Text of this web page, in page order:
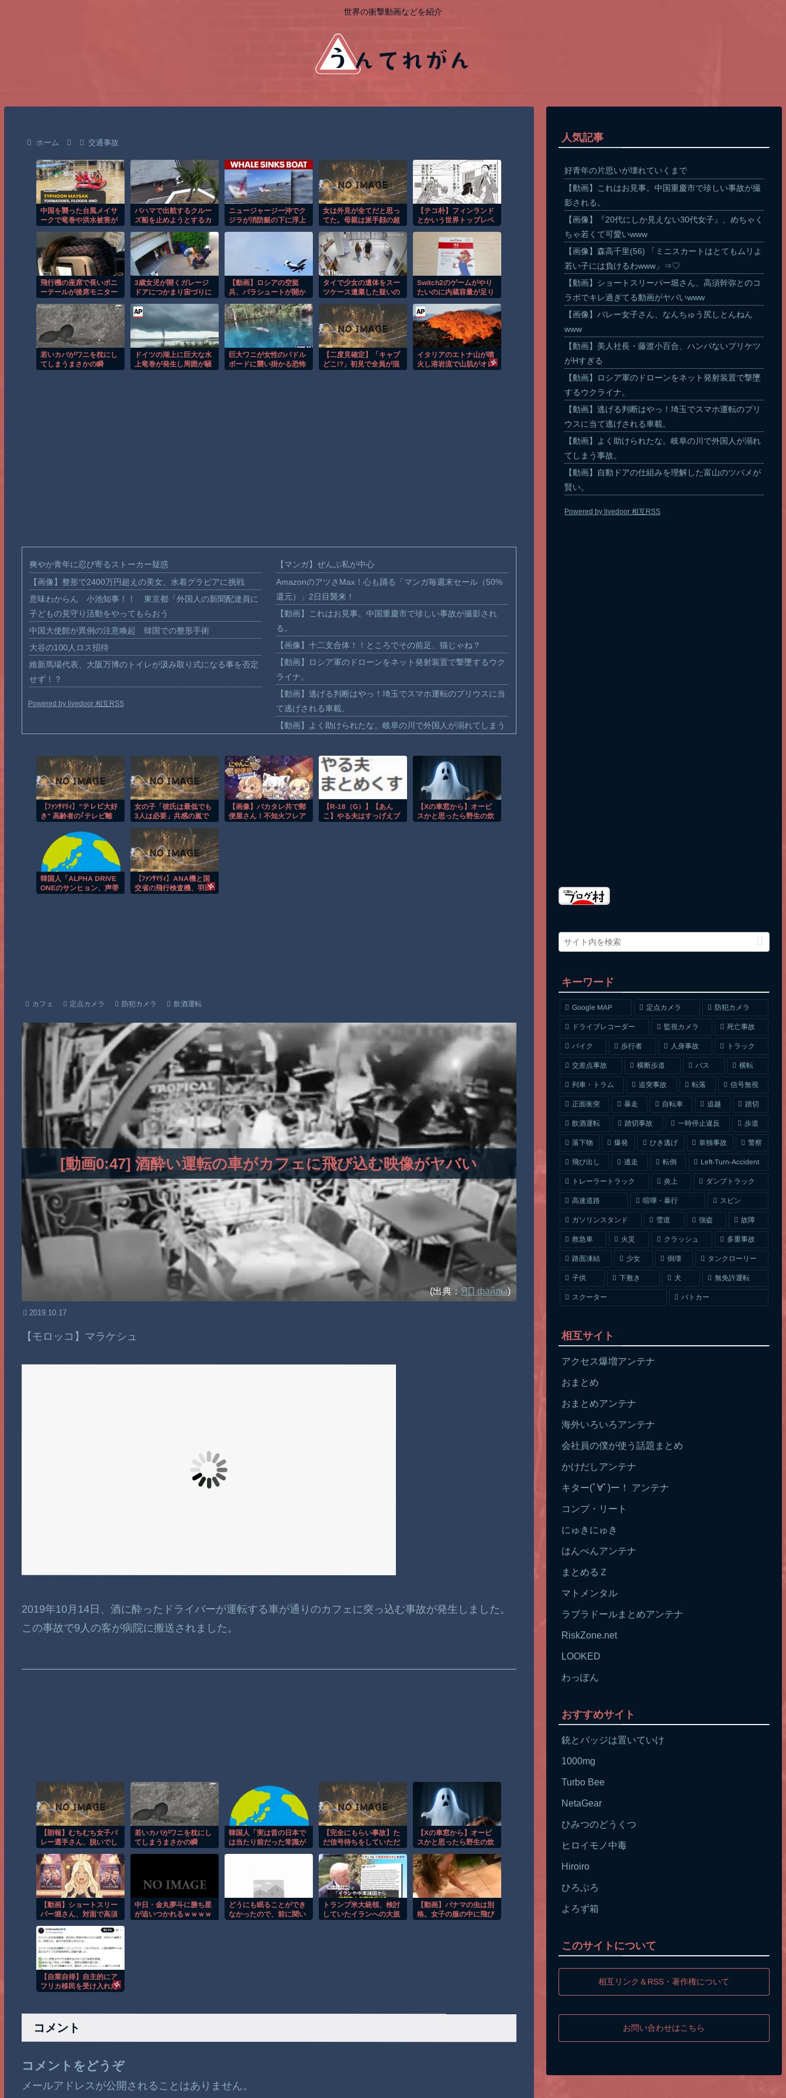
世界の衝撃動画などを紹介
ホーム 交通事故
中国を襲った台風メイサ
ークで竜巻や洪水被害が
バハマで出航するクルー
ズ船を止めようとするカ
ニュージャージー沖でク
ジラが消防艇の下に浮上
女は外見が全てだと思っ
てた。母親は派手顔の超
大きくないし鼻も高くな
い。よく母に八つ当たり
してた。だが母親が口癖
のように言う言葉があっ
て
【テコ朴】フィンランド
とかいう世界トップレベ
飛行機の座席で長いポニ
ーテールが後席モニター
3歳女児が開くガレージ
ドアにつかまり宙づりに
【動画】ロシアの空挺
兵、パラシュートが開か
タイで少女の遺体をスー
ツケース遺棄した疑いの
Switch2のゲームがやり
たいのに内蔵容量が足り
若いカバがワニを枕にし
てしまうまさかの瞬
ドイツの湖上に巨大な水
上竜巻が発生し周囲が騒
巨大ワニが女性のパドル
ボードに襲い掛かる恐怖
【二度見確定】「キャブ
どこ!?」初見で全員が混
イタリアのエトナ山が噴
火し溶岩流で山肌がオレ
爽やか青年に忍び寄るストーカー疑惑
【画像】整形で2400万円超えの美女、水着グラビアに挑戦
意味わからん 小池知事！！ 東京都「外国人の新聞配達員に
子どもの見守り活動をやってもらおう
中国大使館が異例の注意喚起 韓国での整形手術
大谷の100人ロス招待
維新馬場代表、大阪万博のトイレが汲み取り式になる事を否定
せず！？
Powered by livedoor 相互RSS
【マンガ】ぜんぶ私が中心
AmazonのアツさMax！心も踊る「マンガ毎週末セール（50%
還元）」2日目襲来！
【動画】これはお見事。中国重慶市で珍しい事故が撮影され
る。
【画像】十二支合体！！ところでその前足、猫じゃね？
【動画】ロシア軍のドローンをネット発射装置で撃墜するウク
ライナ。
【動画】逃げる判断はやっ！埼玉でスマホ運転のプリウスに当
て逃げされる車載。
【動画】よく助けられたな。岐阜の川で外国人が溺れてしまう
渡邊渚さん「私がPTSDと診断された当時、世間はまだPTSDと
いう言葉は浸透されていませんでした」
【動画】自動ドアの仕組みを理解した富山のツバメが賢い。
【朗報】Amazon、汗が飛び散る灼熱の「マンガ毎週末セール
（50%還元）」を開催！
【ﾌｧﾝｻﾏﾘｨ】"テレビ大好
き" 高齢者の｢テレビ離
半〜20代の約7割が "ほ
ぼ見ない" 衝撃の最新デ
ータ…「洗脳プロパガン
ダで不快なレベル」
女の子「彼氏は最低でも
3人は必要」共感の嵐で
【画像】バカタレ共で郵
便屋さん！不知火フレア
【R-18（G）】【あん
こ】やる夫はすっげえブ
【Xの車窓から】オービ
スかと思ったら野生の炊
韓国人「ALPHA DRIVE
ONEのサンヒョン、声帯
【ﾌｧﾝｻﾏﾘｨ】ANA機と国
交省の飛行検査機、羽田
カフェ 定点カメラ 防犯カメラ 飲酒運転
[動画0:47] 酒酔い運転の車がカフェに飛び込む映像がヤバい
(出典： ЯП файлы)
2019.10.17
【モロッコ】マラケシュ
2019年10月14日、酒に酔ったドライバーが運転する車が通りのカフェに突っ込む事故が発生しました。
この事故で9人の客が病院に搬送されました。
【朗報】むちむち女子バ
レー選手さん、脱いでし
若いカバがワニを枕にし
てしまうまさかの瞬
韓国人「実は昔の日本で
は当たり前だった常識が
【完全にもらい事故】た
だ信号待ちをしていただ
られる!?
【Xの車窓から】オービ
スかと思ったら野生の炊
【動画】ショートスリー
パー堀さん、対面で高須
中日・金丸夢斗に勝ち星
が追いつかれるｗｗｗｗ
どうにも眠ることができ
なかったので、前に聞い
トランプ米大統領、検討
していたイランへの大規
【動画】パナマの虫は別
格。女子の服の中に飛び
【自業自得】自主的にア
フリカ移民を受け入れた
コメント
コメントをどうぞ
メールアドレスが公開されることはありません。
人気記事
好青年の片思いが壊れていくまで
【動画】これはお見事。中国重慶市で珍しい事故が撮
影される。
【画像】『20代にしか見えない30代女子』、めちゃく
ちゃ若くて可愛いwww
【画像】森高千里(56) 「ミニスカートはとてもムリよ
若い子には負けるわwww」⇒♡
【動画】ショートスリーパー堀さん、高須幹弥とのコ
ラボでキレ過ぎてる動画がヤバいwww
【画像】バレー女子さん、なんちゅう尻しとんねん
www
【動画】美人社長・藤渡小百合、ハンパないプリケツ
がHすぎる
【動画】ロシア軍のドローンをネット発射装置で撃墜
するウクライナ。
【動画】逃げる判断はやっ！埼玉でスマホ運転のプリ
ウスに当て逃げされる車載。
【動画】よく助けられたな。岐阜の川で外国人が溺れ
てしまう事故。
【動画】自動ドアの仕組みを理解した富山のツバメが
賢い。
Powered by livedoor 相互RSS
キーワード
Google MAP 定点カメラ 防犯カメラ
ドライブレコーダー 監視カメラ 死亡事故
バイク 歩行者 人身事故 トラック
交差点事故 横断歩道 バス 横転
列車・トラム 追突事故 転落 信号無視
正面衝突 暴走 自転車 追越 踏切
飲酒運転 踏切事故 一時停止違反 歩道
落下物 爆発 ひき逃げ 単独事故 警察
飛び出し 逃走 転倒 Left-Turn-Accident
トレーラートラック 炎上 ダンプトラック
高速道路 喧嘩・暴行 スピン
ガソリンスタンド 雪道 強盗 故障
救急車 火災 クラッシュ 多重事故
路面凍結 少女 倒壊 タンクローリー
子供 下敷き 犬 無免許運転
スクーター パトカー
相互サイト
アクセス爆増アンテナ
おまとめ
おまとめアンテナ
海外いろいろアンテナ
会社員の僕が使う話題まとめ
かけだしアンテナ
キター(ﾟ∀ﾟ)ー！ アンテナ
コンプ・リート
にゅきにゅき
はんぺんアンテナ
まとめるＺ
マトメンタル
ラブラドールまとめアンテナ
RiskZone.net
LOOKED
わっぽん
おすすめサイト
銃とバッジは置いていけ
1000mg
Turbo Bee
NetaGear
ひみつのどうくつ
ヒロイモノ中毒
Hiroiro
ひろぶろ
よろず箱
このサイトについて
相互リンク＆RSS・著作権について
お問い合わせはこちら